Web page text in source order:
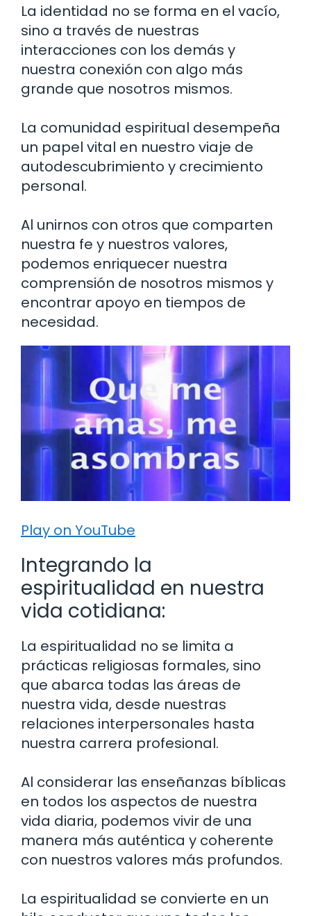
La identidad no se forma en el vacío,
sino a través de nuestras
interacciones con los demás y
nuestra conexión con algo más
grande que nosotros mismos.
La comunidad espiritual desempeña
un papel vital en nuestro viaje de
autodescubrimiento y crecimiento
personal.
Al unirnos con otros que comparten
nuestra fe y nuestros valores,
podemos enriquecer nuestra
comprensión de nosotros mismos y
encontrar apoyo en tiempos de
necesidad.
Play on YouTube
Integrando la
espiritualidad en nuestra
vida cotidiana:
La espiritualidad no se limita a
prácticas religiosas formales, sino
que abarca todas las áreas de
nuestra vida, desde nuestras
relaciones interpersonales hasta
nuestra carrera profesional.
Al considerar las enseñanzas bíblicas
en todos los aspectos de nuestra
vida diaria, podemos vivir de una
manera más auténtica y coherente
con nuestros valores más profundos.
La espiritualidad se convierte en un